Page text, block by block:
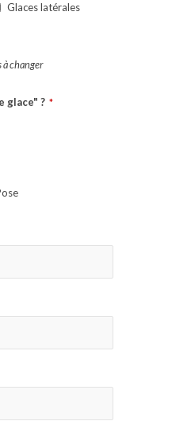
Glaces latérales
à changer
glace" ? *